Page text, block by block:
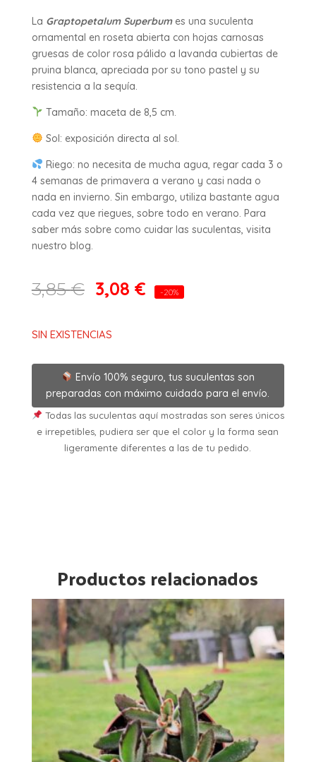
La Graptopetalum Superbumes una suculenta
ornamental en roseta abierta con hojas carnosas
gruesas de color rosa pálido a lavanda cubiertas de
pruina blanca, apreciada por su tono pastel y su
resistencia a la sequía.
Tamaño: maceta de 8,5 cm.
Sol: exposición directa al sol.
Riego: no necesita de mucha agua, regar cada 3 o
4 semanas de primavera a verano y casi nada o
nada en invierno. Sin embargo, utiliza bastante agua
cada vez que riegues, sobre todo en verano. Para
saber más sobre como cuidar las suculentas, visita
nuestro blog.
3,85€ 3,08 € -20%
SIN EXISTENCIAS
Envío 100% seguro, tus suculentas son
preparadas con máximo cuidado para el envío.
Todas las suculentas aquí mostradas son seres únicos
e irrepetibles, pudiera ser que el color y la forma sean
ligeramente diferentes a las de tu pedido.
Productos relacionados